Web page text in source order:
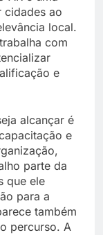
cidades ao
local.
com
e
alcançar é
e
parte da
que ele
para a
também
percurso. A